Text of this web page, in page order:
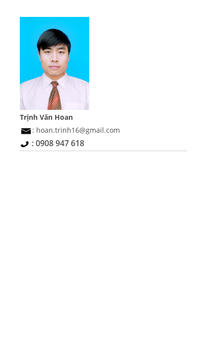
Trịnh Văn Hoan
: hoan.trinh16@gmail.com
: 0908 947 618